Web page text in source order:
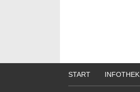
START INFOTHEK